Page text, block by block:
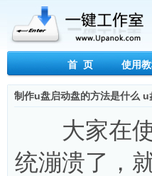
首 页 使用
制作u盘启动盘的方法是什么 u
大家在使
统漰溃了，